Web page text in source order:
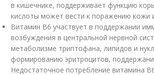
в кишечнике, поддерживает функцию
кислоты может вести к поражению кожи
Витамин В6 участвует в поддержании
возбуждения в центральной нервной
метаболизме триптофана, липидов и
формированию эритроцитов,
Недостаточное потребление витамина